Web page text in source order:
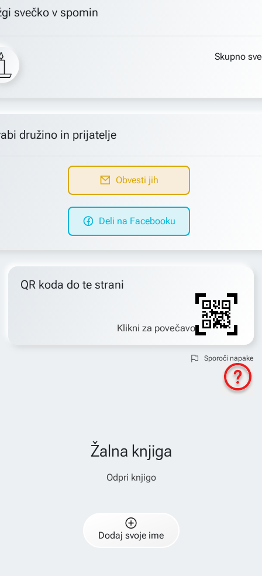
svečko v spomin
Skupno
družino in prijatelje
Obvesti jih
Deli na Facebooku
QR koda do te strani
Klikni za povečavo
Sporoči napake
Žalna knjiga
Odpri knjigo
Dodaj svoje ime